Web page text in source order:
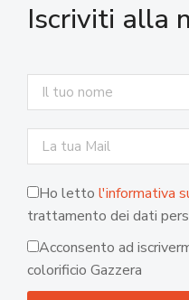
Iscriviti alla
Ho letto l'informativa
trattamento dei dati
Acconsento ad
colorificio Gazzera